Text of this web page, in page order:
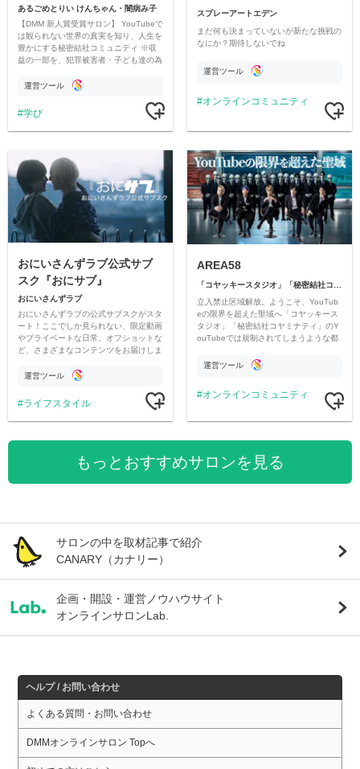
あるごめとりい けんちゃん・闇病み子
【DMM 新人賞受賞サロン】 YouTubeで
は観られない世界の真実を知り、人生を
豊かにする秘密結社コミュニティ ※収
益の一部を、犯罪被害者・子ども達の為
す運営ツール
学び
スプレーアートエデン
まだ何も決まっていないが新たな挑戦の
なにか？期待しないでね
運営ツール
オンラインコミュニティ
おにいさんずラブ公式サブ
スク『おにサブ』
おにいさんずラブ
おにいさんずラブの公式サブスクがスタ
ート！ここでしか見られない、限定動画
やプライベートな日常、オフショットな
ど、さまざまなコンテンツをお届けしま
運営ツール
ライフスタイル
AREA58
立入禁止区域解放。ようこそ、YouTub
eの限界を超えた聖域へ「コヤッキース
タジオ」「秘密結社コヤミナティ」のY
ouTubeでは規制されてしまうような都
公開。
運営ツール
オンラインコミュニティ
もっとおすすめサロンを見る
サロンの中を取材記事で紹介
CANARY（カナリー）
企画・開設・運営ノウハウサイト
オンラインサロンLab.
ヘルプ / お問い合わせ
よくある質問・お問い合わせ
DMMオンラインサロン Topへ